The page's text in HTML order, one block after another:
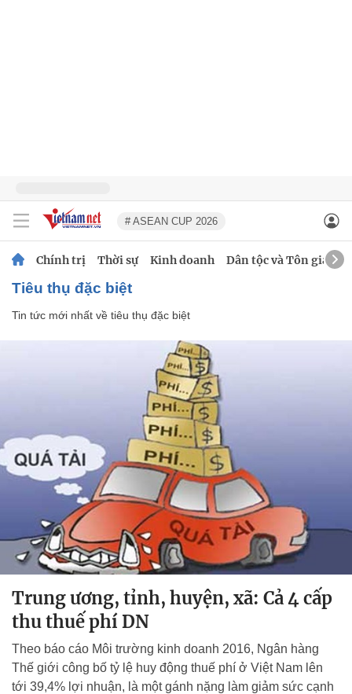
# ASEAN CUP 2026
Chính trị Thời sự Kinh doanh Dân tộc và Tôn giáo
tiêu thụ đặc biệt
Tin tức mới nhất về tiêu thụ đặc biệt
Trung ương, tỉnh, huyện, xã: Cả 4 cấp
thu thuế phí DN
Theo báo cáo Môi trường kinh doanh 2016, Ngân hàng
Thế giới công bố tỷ lệ huy động thuế phí ở Việt Nam lên
tới 39,4% lợi nhuận, là một gánh nặng làm giảm sức cạnh